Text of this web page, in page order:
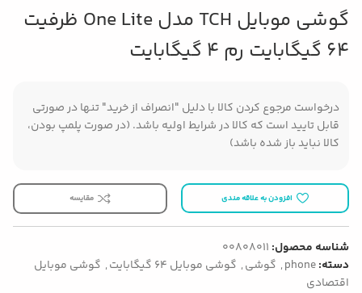
گوشی موبایل TCH مدل One Lite ظرفیت
64 گیگابایت رم 4 گیگابایت
درخواست مرجوع کردن کالا با دلیل "انصراف از خرید" تنها در صورتی
قابل تایید است که کالا در شرایط اولیه باشد. (در صورت پلمپ بودن،
کالا نباید باز شده باشد)
افزودن به علاقه مندی مقایسه
شناسه محصول: 00808011
دسته:phone
, گوشی, گوشی موبایل 64 گیگابایت , گوشی موبایل
اقتصادی